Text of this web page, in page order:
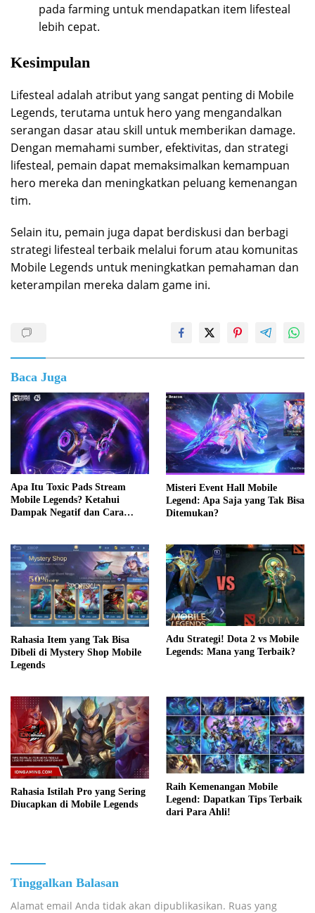
pada farming untuk mendapatkan item lifesteal
lebih cepat.
Kesimpulan
Lifesteal adalah atribut yang sangat penting di Mobile
Legends, terutama untuk hero yang mengandalkan
serangan dasar atau skill untuk memberikan damage.
Dengan memahami sumber, efektivitas, dan strategi
lifesteal, pemain dapat memaksimalkan kemampuan
hero mereka dan meningkatkan peluang kemenangan
tim.
Selain itu, pemain juga dapat berdiskusi dan berbagi
strategi lifesteal terbaik melalui forum atau komunitas
Mobile Legends untuk meningkatkan pemahaman dan
keterampilan mereka dalam game ini.
Baca Juga
Apa Itu Toxic Pads Stream
Mobile Legends? Ketahui
Dampak Negatif dan Cara
Misteri Event Hall Mobile
Legend: Apa Saja yang Tak Bisa
Ditemukan?
Rahasia Item yang Tak Bisa
Dibeli di Mystery Shop Mobile
Legends
Adu Strategi! Dota 2 vs Mobile
Legends: Mana yang Terbaik?
Rahasia Istilah Pro yang Sering
Diucapkan di Mobile Legends
Raih Kemenangan Mobile
Legend: Dapatkan Tips Terbaik
dari Para Ahli!
Tinggalkan Balasan
Alamat email Anda tidak akan dipublikasikan. Ruas yang